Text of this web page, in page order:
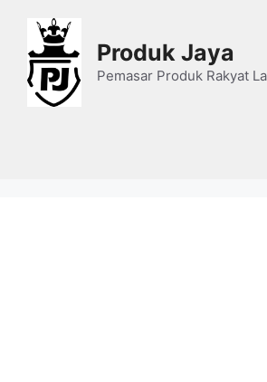
content
Produk Jaya
Pemasar Produk Rakyat